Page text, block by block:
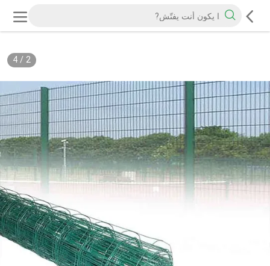
2
/
4